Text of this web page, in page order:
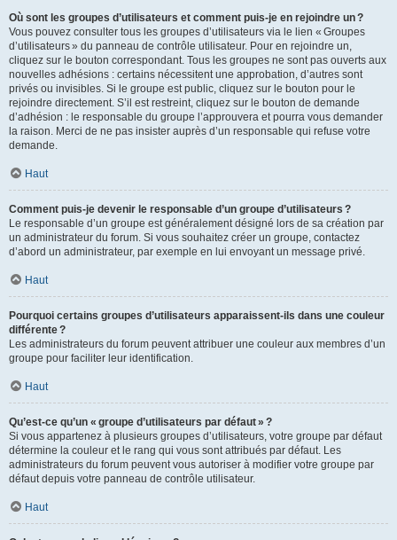
Où sont les groupes d’utilisateurs et comment puis-je en rejoindre un ?
Vous pouvez consulter tous les groupes d’utilisateurs via le lien « Groupes
d’utilisateurs » du panneau de contrôle utilisateur. Pour en rejoindre un,
cliquez sur le bouton correspondant. Tous les groupes ne sont pas ouverts aux
nouvelles adhésions : certains nécessitent une approbation, d’autres sont
privés ou invisibles. Si le groupe est public, cliquez sur le bouton pour le
rejoindre directement. S’il est restreint, cliquez sur le bouton de demande
d’adhésion : le responsable du groupe l’approuvera et pourra vous demander
la raison. Merci de ne pas insister auprès d’un responsable qui refuse votre
demande.
Haut
Comment puis-je devenir le responsable d’un groupe d’utilisateurs ?
Le responsable d’un groupe est généralement désigné lors de sa création par
un administrateur du forum. Si vous souhaitez créer un groupe, contactez
d’abord un administrateur, par exemple en lui envoyant un message privé.
Haut
Pourquoi certains groupes d’utilisateurs apparaissent-ils dans une couleur
différente ?
Les administrateurs du forum peuvent attribuer une couleur aux membres d’un
groupe pour faciliter leur identification.
Haut
Qu’est-ce qu’un « groupe d’utilisateurs par défaut » ?
Si vous appartenez à plusieurs groupes d’utilisateurs, votre groupe par défaut
détermine la couleur et le rang qui vous sont attribués par défaut. Les
administrateurs du forum peuvent vous autoriser à modifier votre groupe par
défaut depuis votre panneau de contrôle utilisateur.
Haut